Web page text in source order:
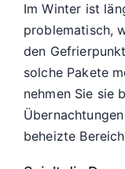
Im Winter ist
problematisch,
den
solche Pakete
nehmen Sie sie
beheizte